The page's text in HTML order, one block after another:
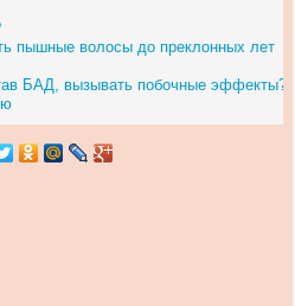
пышные волосы до преклонных лет
БАД, вызывать побочные эффекты?